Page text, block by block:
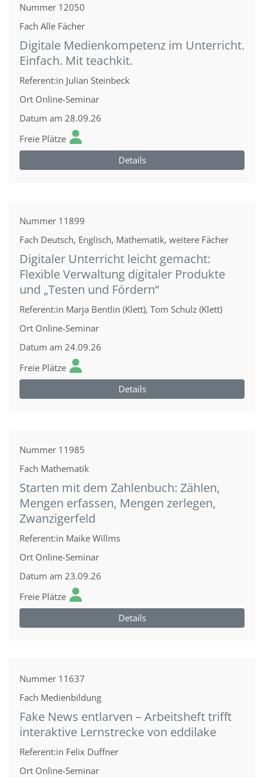
Nummer 12050
Fach Alle Fächer
Digitale Medienkompetenz im Unterricht.
Einfach. Mit teachkit.
Referent:in Julian Steinbeck
Ort Online-Seminar
Datum am 28.09.26
Freie Plätze
Details
Nummer 11899
Fach Deutsch, Englisch, Mathematik, weitere Fächer
Digitaler Unterricht leicht gemacht:
Flexible Verwaltung digitaler Produkte
und „Testen und Fördern“
Referent:in Marja Bentlin (Klett), Tom Schulz (Klett)
Ort Online-Seminar
Datum am 24.09.26
Freie Plätze
Details
Nummer 11985
Fach Mathematik
Starten mit dem Zahlenbuch: Zählen,
Mengen erfassen, Mengen zerlegen,
Zwanzigerfeld
Referent:in Maike Willms
Ort Online-Seminar
Datum am 23.09.26
Freie Plätze
Details
Nummer 11637
Fach Medienbildung
Fake News entlarven – Arbeitsheft trifft
interaktive Lernstrecke von eddilake
Referent:in Felix Duffner
Ort Online-Seminar